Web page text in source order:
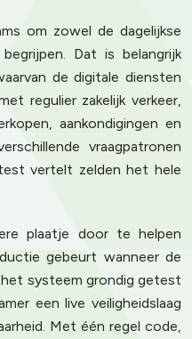
om zowel de dagelijkse
Dat is belangrijk
de digitale diensten
regulier zakelijk verkeer,
aankondigingen en
vraagpatronen
vertelt zelden het hele
plaatje door te helpen
gebeurt wanneer de
systeem grondig getest
een live veiligheidslaag
Met één regel code,